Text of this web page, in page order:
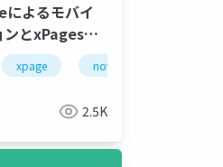
よるモバイ
ンとxPages連
xpage notes
2.5K